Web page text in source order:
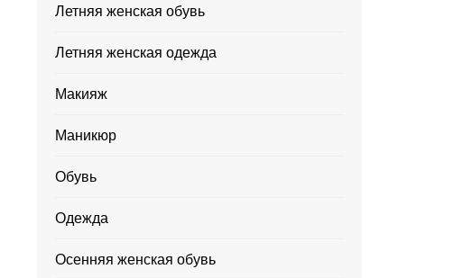
Летняя женская обувь
Летняя женская одежда
Макияж
Маникюр
Обувь
Одежда
Осенняя женская обувь